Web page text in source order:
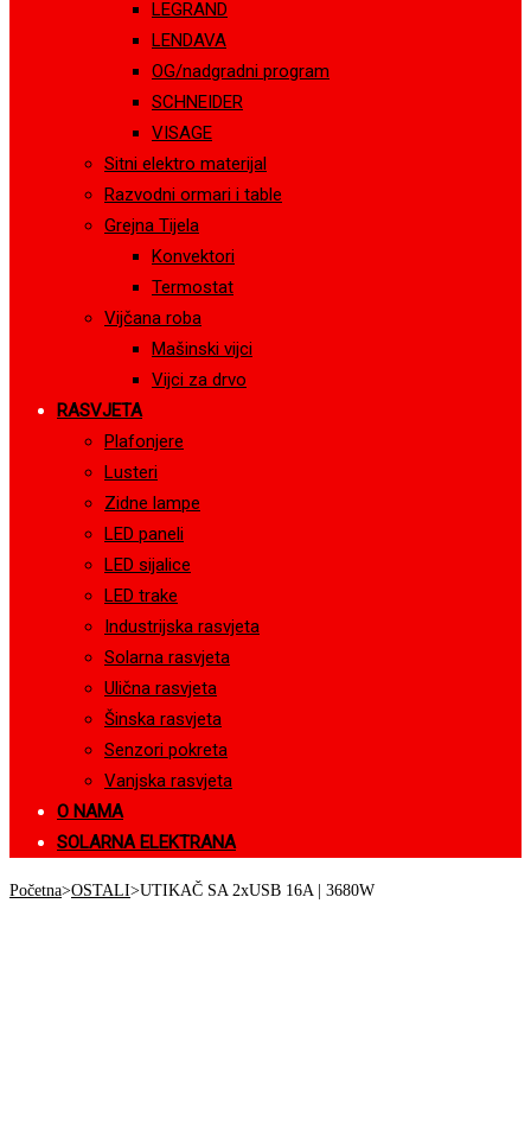
LEGRAND
LENDAVA
OG/nadgradni program
SCHNEIDER
VISAGE
Sitni elektro materijal
Razvodni ormari i table
Grejna Tijela
Konvektori
Termostat
Vijčana roba
Mašinski vijci
Vijci za drvo
RASVJETA
Plafonjere
Lusteri
Zidne lampe
LED paneli
LED sijalice
LED trake
Industrijska rasvjeta
Solarna rasvjeta
Ulična rasvjeta
Šinska rasvjeta
Senzori pokreta
Vanjska rasvjeta
O NAMA
SOLARNA ELEKTRANA
Početna>OSTALI>UTIKAČ SA 2xUSB 16A | 3680W